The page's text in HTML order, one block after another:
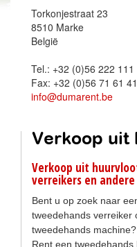
Torkonjestraat 23
8510 Marke
België
Tel.: +32 (0)56 222 111
Fax: +32 (0)56 71 61 41
info@dumarent.be
Verkoop uit
Verkoop uit
verreikers en
Bent u op zoek naar
tweedehands verreiker
tweedehands
Rent een